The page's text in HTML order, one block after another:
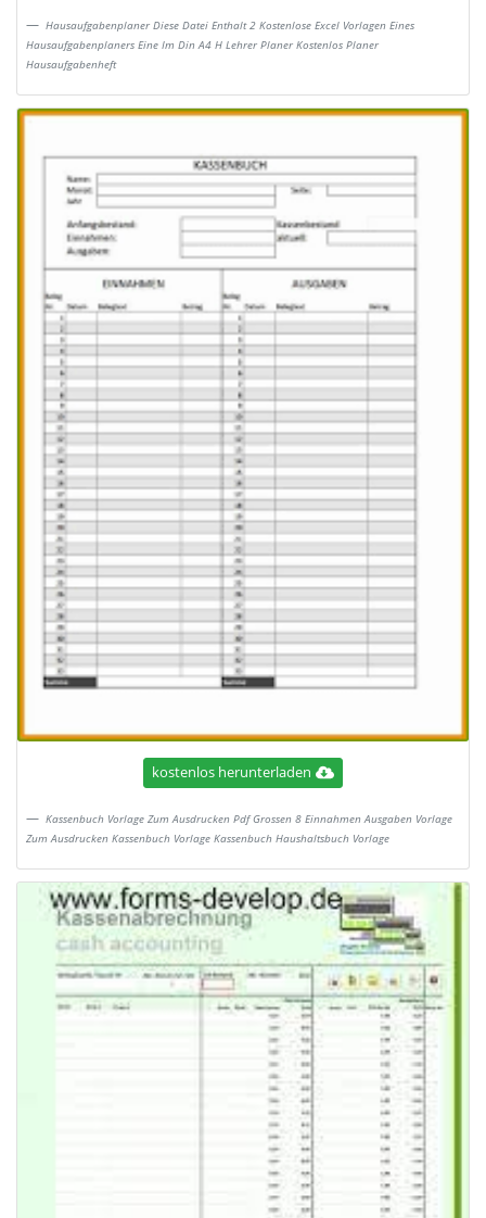
Hausaufgabenplaner Diese Datei Enthalt 2 Kostenlose Excel Vorlagen Eines
Hausaufgabenplaners Eine Im Din A4 H Lehrer Planer Kostenlos Planer
Hausaufgabenheft
kostenlos herunterladen
Kassenbuch Vorlage Zum Ausdrucken Pdf Grossen 8 Einnahmen Ausgaben Vorlage
Zum Ausdrucken Kassenbuch Vorlage Kassenbuch Haushaltsbuch Vorlage